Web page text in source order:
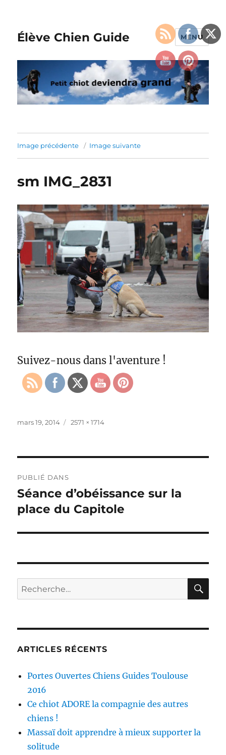
Élève Chien Guide MENU
Image précédente Image suivante
sm IMG_2831
Suivez-nous dans l'aventure !
Publié
mars 19, 2014
Taille
2571 × 1714
de
l’article
PUBLIÉ DANS
Séance d’obéissance sur la
place du Capitole
Recherche
pour :
ARTICLES RÉCENTS
Portes Ouvertes Chiens Guides Toulouse
2016
Ce chiot ADORE la compagnie des autres
chiens !
Massaï doit apprendre à mieux supporter la
solitude